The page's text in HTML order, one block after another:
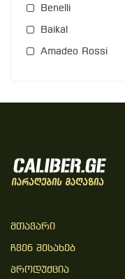
Benelli
Baikal
Amadeo Rossi
Მთავარი
Ჩვენ Შესახებ
Პროდუქცია